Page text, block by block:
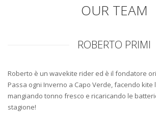
OUR TEAM
ROBERTO PRIMI
Roberto è un wavekite rider ed è il fondatore
Passa ogni Inverno a Capo Verde, facendo kite
mangiando tonno fresco e ricaricando le
stagione!